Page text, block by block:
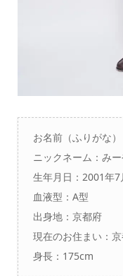
お名前（ふりがな
ニックネーム： み
生年月日：2001年7
血液型：A型
出身地： 京都府
現在のお住まい：
身長：175cm